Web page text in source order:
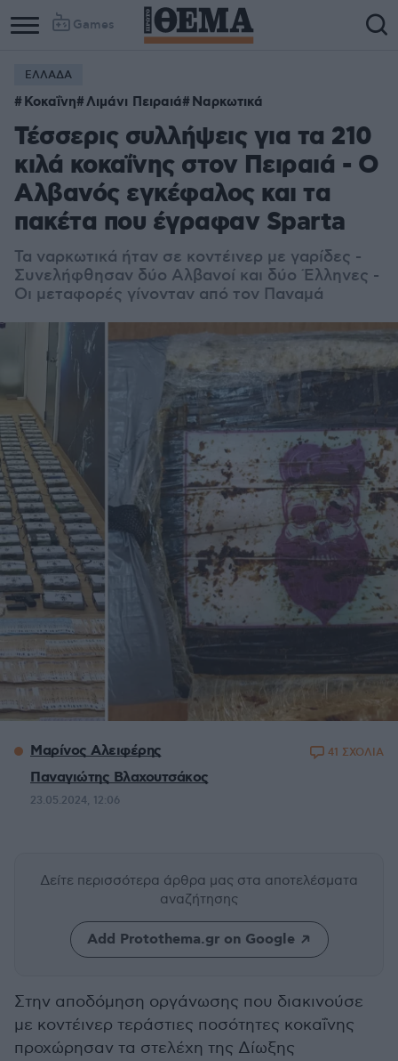
Games
ΕΛΛΑΔΑ
Κοκαΐνη Λιμάνι Πειραιά Ναρκωτικά
Τέσσερις συλλήψεις για τα 210
κιλά κοκαΐνης στον Πειραιά - Ο
Αλβανός εγκέφαλος και τα
πακέτα που έγραφαν Sparta
Τα ναρκωτικά ήταν σε κοντέινερ με γαρίδες -
Συνελήφθησαν δύο Αλβανοί και δύο Έλληνες -
Οι μεταφορές γίνονταν από τον Παναμά
Μαρίνος Αλειφέρης
Παναγιώτης Βλαχουτσάκος
23.05.2024, 12:06
41 ΣΧΟΛΙΑ
Δείτε περισσότερα άρθρα μας στα αποτελέσματα
αναζήτησης
Add Protothema.gr on Google
Στην αποδόμηση οργάνωσης που διακινούσε
με κοντέινερ τεράστιες ποσότητες κοκαΐνης
προχώρησαν τα στελέχη της Δίωξης